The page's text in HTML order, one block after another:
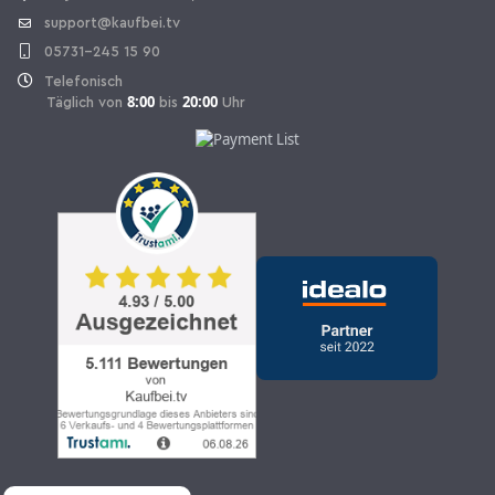
support@kaufbei.tv
05731-245 15 90
Telefonisch
Täglich von 8:00 bis 20:00 Uhr